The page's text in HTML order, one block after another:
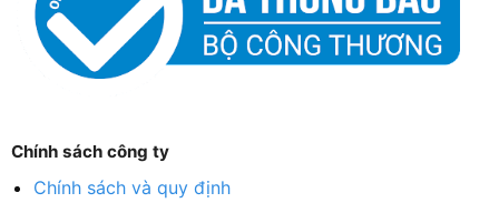
Chính sách công ty
Chính sách và quy định